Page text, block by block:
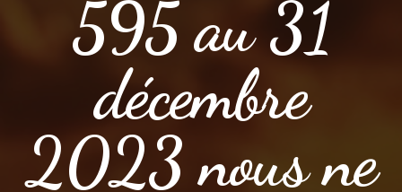
595 au 31
décembre
2023 nous ne